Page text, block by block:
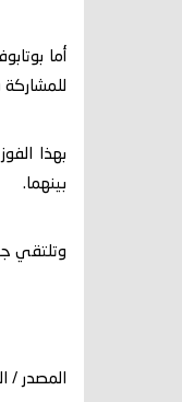
أما
بينهما.
وتلتقي
المصدر /